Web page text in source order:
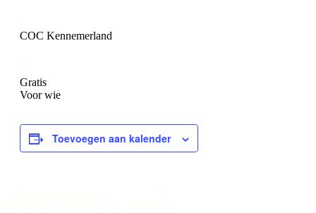
COC Kennemerland
Gratis
Voor wie
Toevoegen aan kalender